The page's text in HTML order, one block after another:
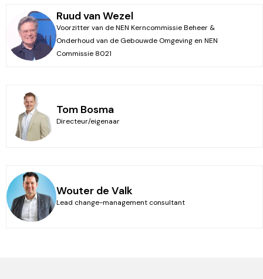
Ruud van Wezel
Voorzitter van de NEN Kerncommissie Beheer &
Onderhoud van de Gebouwde Omgeving en NEN
Commissie 8021
Tom Bosma
Directeur/eigenaar
Wouter de Valk
Lead change-management consultant